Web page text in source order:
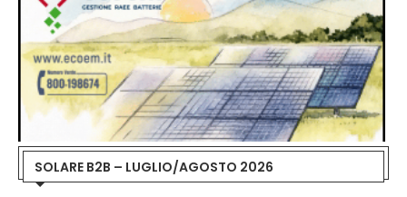
SOLARE B2B – LUGLIO/AGOSTO 2026